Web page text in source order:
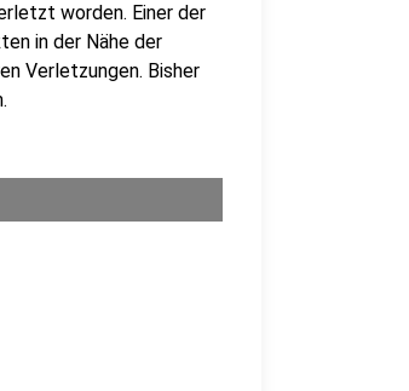
worden. Einer der
in der Nähe der
Verletzungen. Bisher